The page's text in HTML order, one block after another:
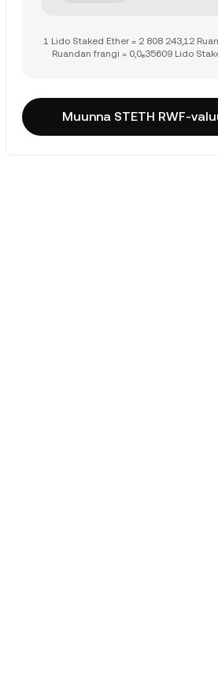
1 Lido Staked Ether = 2 808 243,12
Ruandan frangi = 0,0₆35609 Lido
Muunna STETH RWF-